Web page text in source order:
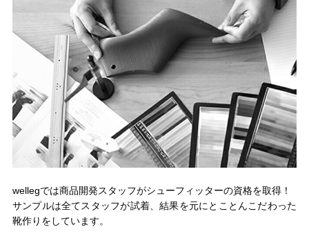
wellegでは商品開発スタッフがシューフィッターの資格を取得！
サンプルは全てスタッフが試着、結果を元にとことんこだわった
靴作りをしています。